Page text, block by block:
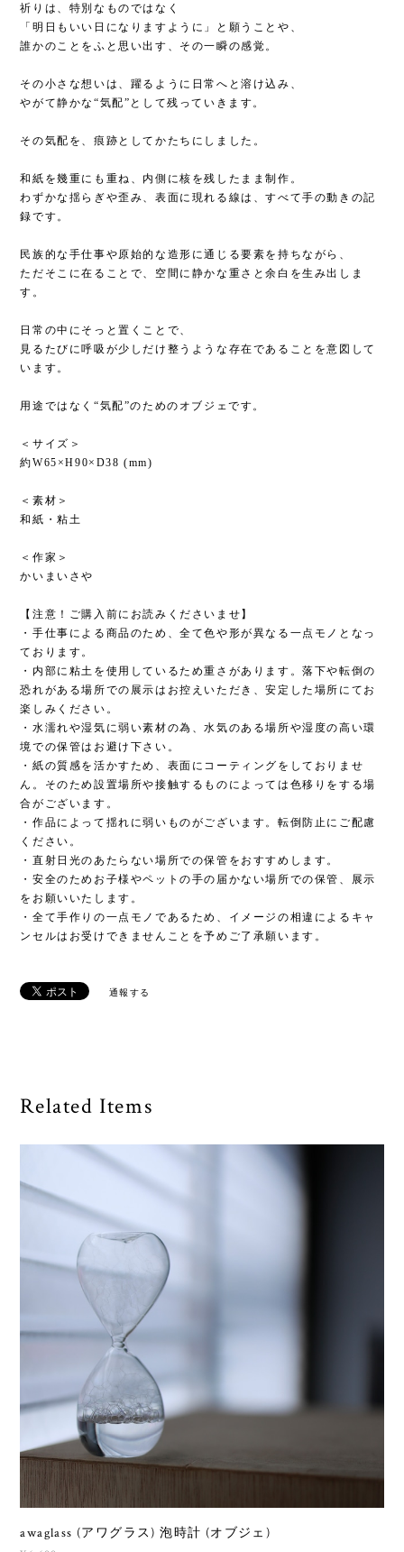
祈りは、特別なものではなく
「明日もいい日になりますように」と願うことや、
誰かのことをふと思い出す、その一瞬の感覚。
その小さな想いは、躍るように日常へと溶け込み、
やがて静かな“気配”として残っていきます。
その気配を、痕跡としてかたちにしました。
和紙を幾重にも重ね、内側に核を残したまま制作。
わずかな揺らぎや歪み、表面に現れる線は、すべて手の動きの記
録です。
民族的な手仕事や原始的な造形に通じる要素を持ちながら、
ただそこに在ることで、空間に静かな重さと余白を生み出しま
す。
日常の中にそっと置くことで、
見るたびに呼吸が少しだけ整うような存在であることを意図して
います。
用途ではなく“気配”のためのオブジェです。
＜サイズ＞
約W65×H90×D38 (mm)
＜素材＞
和紙・粘土
＜作家＞
かいまいさや
【注意！ご購入前にお読みくださいませ】
・手仕事による商品のため、全て色や形が異なる一点モノとなっ
ております。
・内部に粘土を使用しているため重さがあります。落下や転倒の
恐れがある場所での展示はお控えいただき、安定した場所にてお
楽しみください。
・水濡れや湿気に弱い素材の為、水気のある場所や湿度の高い環
境での保管はお避け下さい。
・紙の質感を活かすため、表面にコーティングをしておりませ
ん。そのため設置場所や接触するものによっては色移りをする場
合がございます。
・作品によって揺れに弱いものがございます。転倒防止にご配慮
ください。
・直射日光のあたらない場所での保管をおすすめします。
・安全のためお子様やペットの手の届かない場所での保管、展示
をお願いいたします。
・全て手作りの一点モノであるため、イメージの相違によるキャ
ンセルはお受けできませんことを予めご了承願います。
通報する
Related Items
awaglass (アワグラス) 泡時計 (オブジェ)